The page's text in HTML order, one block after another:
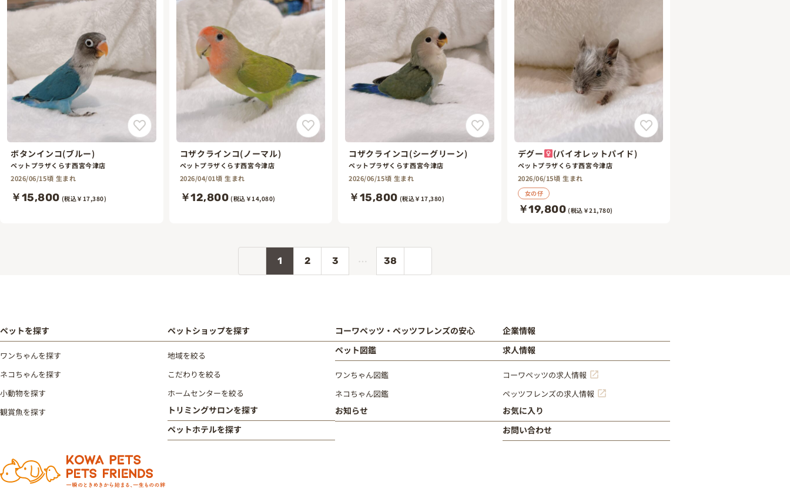
ボタンインコ(ブルー)
ペットプラザくらす西宮今津店
2026/06/15頃 生まれ
￥15,800 (税込￥17,380)
コザクラインコ(ノーマル)
ペットプラザくらす西宮今津店
2026/04/01頃 生まれ
￥12,800 (税込￥14,080)
コザクラインコ(シーグリーン)
ペットプラザくらす西宮今津店
2026/06/15頃 生まれ
￥15,800 (税込￥17,380)
デグー (バイオレットパイド)
ペットプラザくらす西宮今津店
2026/06/15頃 生まれ
女の仔
￥19,800 (税込￥21,780)
1 2 3 … 38
ペットを探す
ワンちゃんを探す
ネコちゃんを探す
小動物を探す
観賞魚を探す
ペットショップを探す
地域を絞る
こだわりを絞る
ホームセンターを絞る
トリミングサロンを探す
ペットホテルを探す
コーワペッツ・ペッツフレンズの安心
ペット図鑑
ワンちゃん図鑑
ネコちゃん図鑑
お知らせ
企業情報
求人情報
コーワペッツの求人情報
ペッツフレンズの求人情報
お気に入り
お問い合わせ